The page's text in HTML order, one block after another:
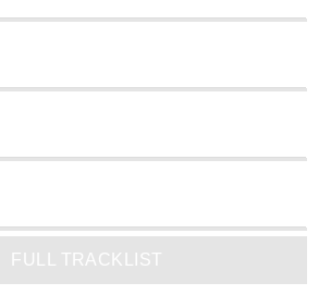
FULL TRACKLIST